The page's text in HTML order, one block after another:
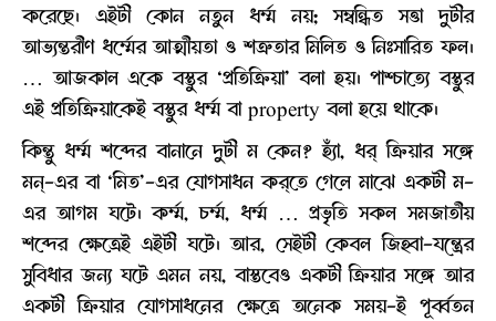
করেছে। এইটী কোন নতুন ধর্ম্ম নয়; সম্বন্ধিত সত্তা দুটীর
আভ্যন্তরীণ ধর্ম্মের আত্মীয়তা ও শত্রুতার মিলিত ও নিঃসারিত ফল।
… আজকাল একে বস্তুর ‘প্রতিক্রিয়া’ বলা হয়। পাশ্চাত্যে বস্তুর
এই প্রতিক্রিয়াকেই বস্তুর ধর্ম্ম বা property বলা হয়ে থাকে।
কিন্তু ধর্ম্ম শব্দের বানানে দুটী ম কেন? হ্যাঁ, ধর্ ক্রিয়ার সঙ্গে
মন্-এর বা ‘মিত’-এর যোগসাধন কর্‌তে গেলে মাঝে একটী ম-
এর আগম ঘটে। কর্ম্ম, চর্ম্ম, ধর্ম্ম … প্রভৃতি সকল সমজাতীয়
শব্দের ক্ষেত্রেই এইটী ঘটে। আর, সেইটী কেবল জিহ্বা-যন্ত্রের
সুবিধার জন্য ঘটে এমন নয়, বাস্তবেও একটী ক্রিয়ার সঙ্গে আর
একটী ক্রিয়ার যোগসাধনের ক্ষেত্রে অনেক সময়-ই পূর্ব্বতন